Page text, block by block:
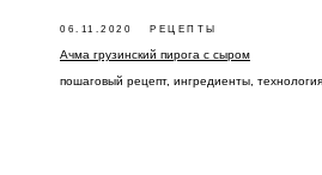
06.11.2020 РЕЦЕПТЫ
Ачма грузинский пирога с сыром
пошаговый рецепт, ингредиенты,